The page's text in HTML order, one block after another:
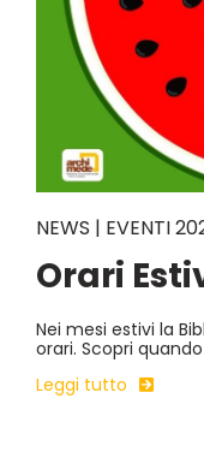
NEWS | EVENTI
Orari
Nei mesi estivi la
orari. Scopri
Leggi tutto